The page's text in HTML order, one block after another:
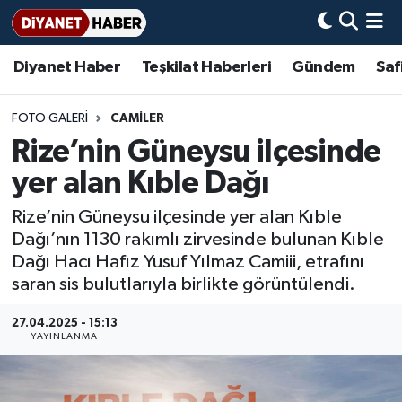
Diyanet Haber Teşkilat Haberleri Gündem
FOTO GALERI CAMİLER
Rize’nin Güneysu ilçesinde
yer alan Kıble Dağı
Rize’nin Güneysu ilçesinde yer alan Kıble
Dağı’nın 1130 rakımlı zirvesinde bulunan Kıble
Dağı Hacı Hafız Yusuf Yılmaz Camiii, etrafını
saran sis bulutlarıyla birlikte görüntülendi.
27.04.2025 - 15:13
YAYINLANMA
Diyanet Haber
Teşkilat Haberleri
Adana Müftülüğü
Adıyaman Müftülüğü
Afyonkarahisar Müftülüğü
Amasya Müftülüğü
Ankara Müftülüğü
Gündem
Bir Ayet
Bir Hikaye
Biyografiler
Diyanet Takvimi
Dualar
DİYANET eKİTAP
Diyanet Dergi
Aile Dergisi
Aylık Dergi
İmam Hatip Okulları
Başmakale
Hadis-i Şerifler
Hayat Okumaları
Nöbetçi Eczaneler
Hava Durumu
Ankara Namaz Vakitleri
Tüm Manşetler
Son Dakika Haberleri